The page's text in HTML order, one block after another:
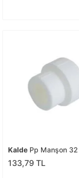
Kalde Pp Manşon
133,79 TL